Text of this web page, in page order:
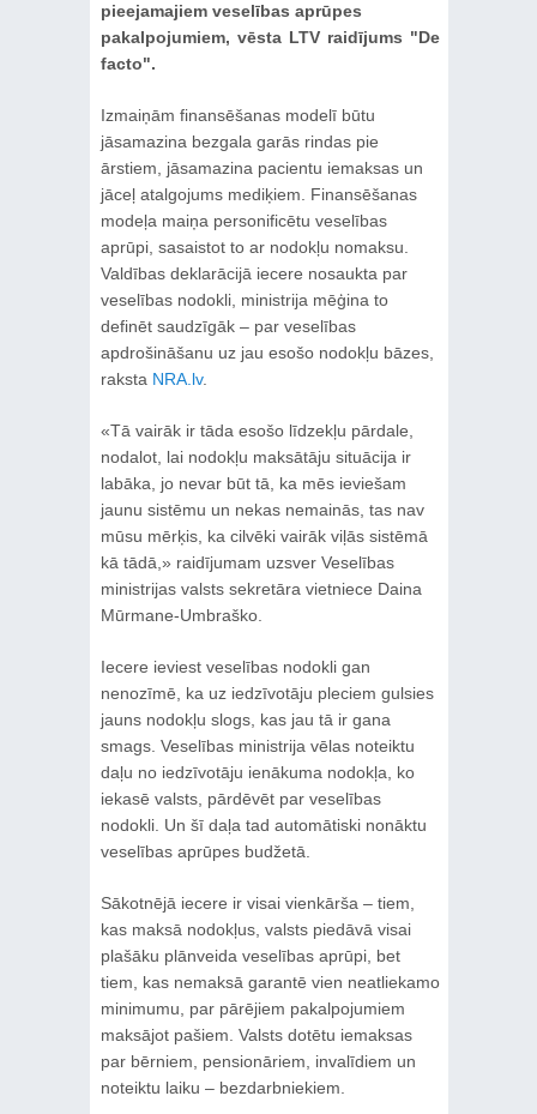
pieejamajiem veselības aprūpes
pakalpojumiem, vēsta LTV raidījums "De
facto".
Izmaiņām finansēšanas modelī būtu
jāsamazina bezgala garās rindas pie
ārstiem, jāsamazina pacientu iemaksas un
jāceļ atalgojums mediķiem. Finansēšanas
modeļa maiņa personificētu veselības
aprūpi, sasaistot to ar nodokļu nomaksu.
Valdības deklarācijā iecere nosaukta par
veselības nodokli, ministrija mēģina to
definēt saudzīgāk – par veselības
apdrošināšanu uz jau esošo nodokļu bāzes,
raksta NRA.lv.
«Tā vairāk ir tāda esošo līdzekļu pārdale,
nodalot, lai nodokļu maksātāju situācija ir
labāka, jo nevar būt tā, ka mēs ieviešam
jaunu sistēmu un nekas nemainās, tas nav
mūsu mērķis, ka cilvēki vairāk viļās sistēmā
kā tādā,» raidījumam uzsver Veselības
ministrijas valsts sekretāra vietniece Daina
Mūrmane-Umbraško.
Iecere ieviest veselības nodokli gan
nenozīmē, ka uz iedzīvotāju pleciem gulsies
jauns nodokļu slogs, kas jau tā ir gana
smags. Veselības ministrija vēlas noteiktu
daļu no iedzīvotāju ienākuma nodokļa, ko
iekasē valsts, pārdēvēt par veselības
nodokli. Un šī daļa tad automātiski nonāktu
veselības aprūpes budžetā.
Sākotnējā iecere ir visai vienkārša – tiem,
kas maksā nodokļus, valsts piedāvā visai
plašāku plānveida veselības aprūpi, bet
tiem, kas nemaksā garantē vien neatliekamo
minimumu, par pārējiem pakalpojumiem
maksājot pašiem. Valsts dotētu iemaksas
par bērniem, pensionāriem, invalīdiem un
noteiktu laiku – bezdarbniekiem.